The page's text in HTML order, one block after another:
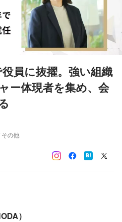
員に抜擢。強い組織
ー体現者を集め、会
の他
）